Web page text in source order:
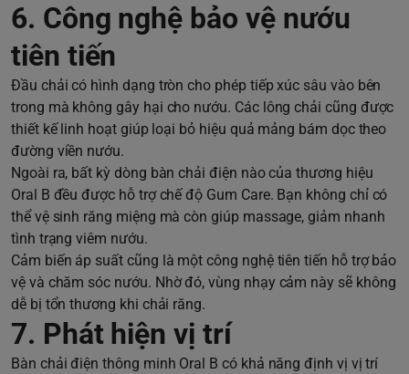
6. Công nghệ bảo vệ nướu
tiên tiến
Đầu chải có hình dạng tròn cho phép tiếp xúc sâu vào bên
trong mà không gây hại cho nướu. Các lông chải cũng được
thiết kế linh hoạt giúp loại bỏ hiệu quả mảng bám dọc theo
đường viền nướu.
Ngoài ra, bất kỳ dòng bàn chải điện nào của thương hiệu
Oral B đều được hỗ trợ chế độ Gum Care. Bạn không chỉ có
thể vệ sinh răng miệng mà còn giúp massage, giảm nhanh
tình trạng viêm nướu.
Cảm biến áp suất cũng là một công nghệ tiên tiến hỗ trợ bảo
vệ và chăm sóc nướu. Nhờ đó, vùng nhạy cảm này sẽ không
dễ bị tổn thương khi chải răng.
7. Phát hiện vị trí
Bàn chải điện thông minh Oral B có khả năng định vị vị trí